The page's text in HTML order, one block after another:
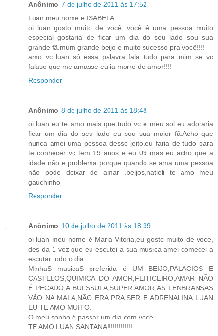
Anônimo 7 de julho de 2011 às 17:52
Luan meu nome e ISABELA
oi luan gosto muito de você, você é uma pessoa muito
especial gostaria de ficar um dia do seu lado sou sua
grande fã.mum grande beijo e muito sucesso pra você!!!!
amo vc luan só essa palavra fala tudo para mim se vc
falase que me amasse eu ia morre de amor!!!!
Responder
Anônimo 8 de julho de 2011 às 18:48
oi luan eu te amo mais que tudo vc e meu sol eu adoraria
ficar um dia do seu lado eu sou sua maior fã.Acho que
nunca amei uma pessoa desse jeito.eu faria de tudo para
te conhecer vc tem 19 anos e eu 09 mas eu acho que a
idade não e problema porque quando se ama uma pessoa
não pode deixar de amar .beijos,natieli te amo meu
gauchinho
Responder
Anônimo 10 de julho de 2011 às 18:39
oi luan meu nome é Maria Vitoria,eu gosto muito de voce,
des da 1 vez que eu escutei a sua musica amei comecei a
escutar todo o dia.
MinhaS musicaS preferida é UM BEIJO,PALACIOS E
CASTELOS,QUIMICA DO AMOR,FEITICEIRO,AMAR NÃO
É PECADO,A BULSSULA,SUPER AMOR,AS LENBRANSAS
VÃO NA MALA,NÃO ERA PRA SER E ADRENALINA LUAN
EU TE AMO MUITO.
O meu sonho é passar um dia com voce.
TE AMO LUAN SANTANA!!!!!!!!!!!!!